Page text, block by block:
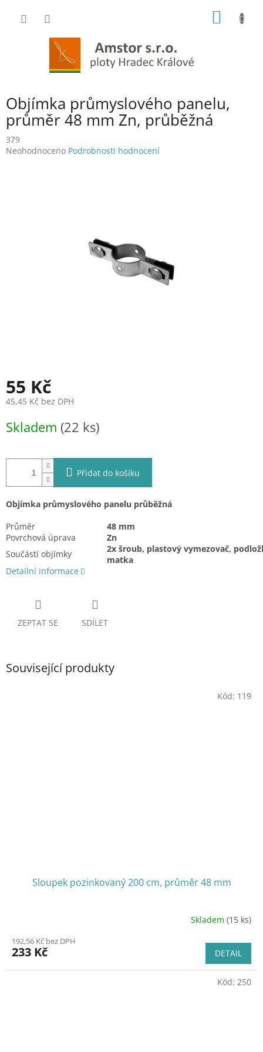
Objímka průmyslového panelu,
průměr 48 mm Zn, průběžná
379
Průměrné
Neohodnoceno Podrobnosti hodnocení
55 Kč
45,45 Kč bez DPH
cena:
Skladem (22 ks)
Přidat do košíku
Objímka průmyslového panelu průběžná
Průměr
48 mm
Povrchová úprava
Zn
Součástí objímky
2x šroub, plastový vymezovač,
matka
Detailní informace
ZEPTAT SE SDÍLET
Související produkty
Sloupek pozinkovaný 200 cm, průměr 48 mm
Skladem (15 ks)
192,56 Kč bez DPH
233 Kč DETAIL
Kód: 119
Kód: 250